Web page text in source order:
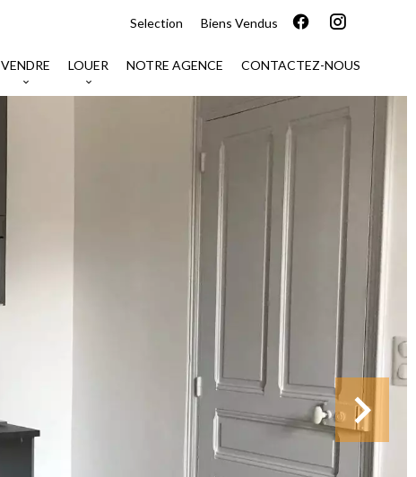
Selection Biens Vendus
VENDRE LOUER NOTRE AGENCE CONTACTEZ-NOUS